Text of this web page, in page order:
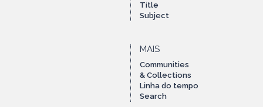
Title
Subject
MAIS
Communities
& Collections
Linha do tempo
Search